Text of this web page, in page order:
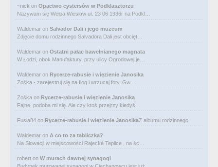
~nick on Opactwo cystersów w Podklasztorzu
Nazywam się Wełpa Wiesław ur. 23 06 1936r na Podkl…
Waldemar on Salvador Dali i jego muzeum
Zdjęcie domu rodzinnego Salvadora Dali jest obcięt…
Waldemar on Ostatni pałac bawełnianego magnata
W Łodzi, obok Manufaktury, przy ulicy Ogrodowej je…
Waldemar on Rycerze-rabusie i więzienie Janosika
Zośka - zarejestruj się na flog i wrzucaj foty. Gw…
Zośka on Rycerze-rabusie i więzienie Janosika
Fajne, podoba mi się. Ale czy ktoś przejrzy kiedyś…
Fusia84 on Rycerze-rabusie i więzienie JanosikaZ albumu rodzinnego.
Waldemar on A co to za tabliczka?
Na Słowacji w miejscowości Rajecké Teplice , na śc…
robert on W murach dawnej synagogi